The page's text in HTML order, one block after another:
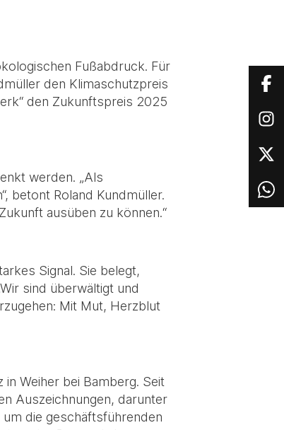
Fußabdruck. Für
den Klimaschutzpreis
den Zukunftspreis 2025
werden. „Als
betont Roland Kundmüller.
ausüben zu können.“
Signal. Sie belegt,
sind überwältigt und
Mit Mut, Herzblut
Weiher bei Bamberg. Seit
Auszeichnungen, darunter
die geschäftsführenden